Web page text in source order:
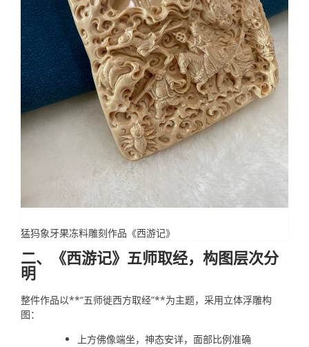
猛犸象牙果冻料雕刻作品《西游记》
二、《西游记》五师取经，构图层次分
明
整件作品以**“五师徙西方取经”**为主题，采用立体浮雕构
图：
上方佛像端坐，神态安详，面部比例准确